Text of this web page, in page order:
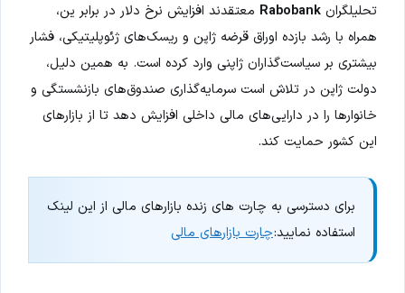
تحلیلگران Rabobank معتقدند افزایش نرخ دلار در برابر ین،
همراه با رشد بازده اوراق قرضه ژاپن و ریسک‌های ژئوپلیتیکی، فشار
بیشتری بر سیاست‌گذاران ژاپنی وارد کرده است. به همین دلیل،
دولت ژاپن در تلاش است سرمایه‌گذاری صندوق‌های بازنشستگی و
خانوارها را در دارایی‌های مالی داخلی افزایش دهد تا از بازارهای
این کشور حمایت کند.
برای دسترسی به چارت های زنده بازارهای مالی از این لینک
استفاده نمایید:چارت بازارهای مالی